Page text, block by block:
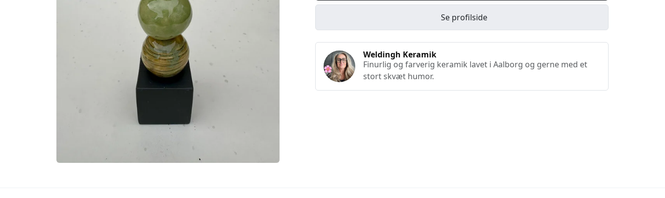
Se profilside
Weldingh Keramik
Finurlig og farverig keramik lavet i Aalborg og gerne med et
stort skvæt humor.